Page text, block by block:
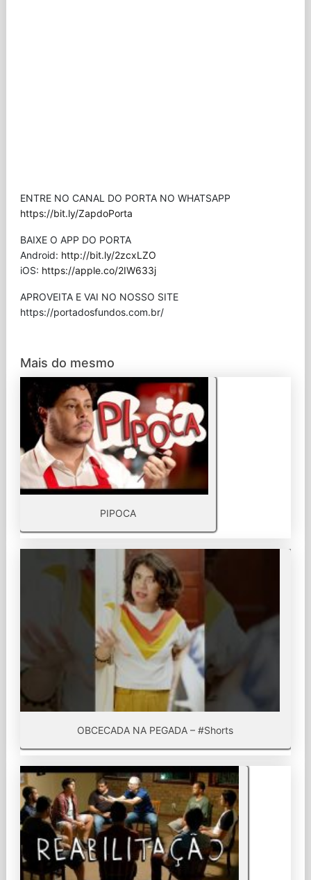
ENTRE NO CANAL DO PORTA NO WHATSAPP
https://bit.ly/ZapdoPorta
BAIXE O APP DO PORTA
Android: http://bit.ly/2zcxLZO
iOS: https://apple.co/2IW633j
APROVEITA E VAI NO NOSSO SITE
⁠https://portadosfundos.com.br/
Mais do mesmo
PIPOCA
OBCECADA NA PEGADA – #Shorts